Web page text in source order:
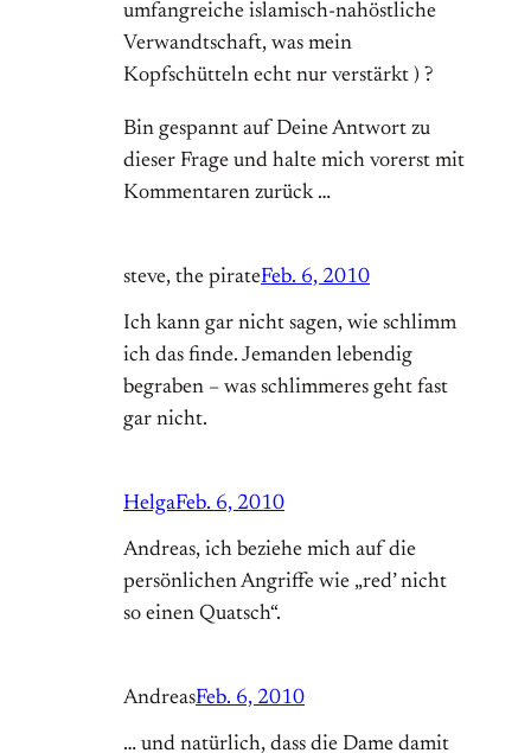
umfangreiche islamisch-nahöstliche
Verwandtschaft, was mein
Kopfschütteln echt nur verstärkt ) ?
Bin gespannt auf Deine Antwort zu
dieser Frage und halte mich vorerst mit
Kommentaren zurück …
steve, the pirateFeb. 6, 2010
Ich kann gar nicht sagen, wie schlimm
ich das finde. Jemanden lebendig
begraben – was schlimmeres geht fast
gar nicht.
HelgaFeb. 6, 2010
Andreas, ich beziehe mich auf die
persönlichen Angriffe wie „red’ nicht
so einen Quatsch“.
AndreasFeb. 6, 2010
… und natürlich, dass die Dame damit